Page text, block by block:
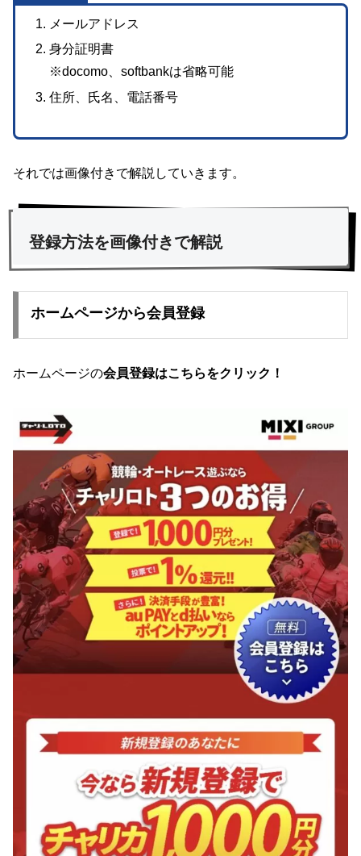
メールアドレス
身分証明書
※docomo、softbankは省略可能
住所、氏名、電話番号
それでは画像付きで解説していきます。
登録方法を画像付きで解説
ホームページから会員登録
ホームページの会員登録はこちらをクリック！